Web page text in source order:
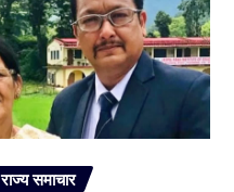
राज्य समाचार